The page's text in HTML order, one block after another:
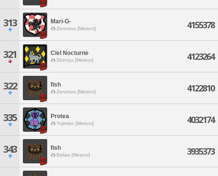
313 Mari-G-
Zeromus [Meteor] 4155378
321 Ciel Nocturne
Shinryu [Meteor] 4123264
322 fish
Zeromus [Meteor] 4122810
335 Protea
Yojimbo [Meteor] 4032174
343 fish
Belias [Meteor] 3935373